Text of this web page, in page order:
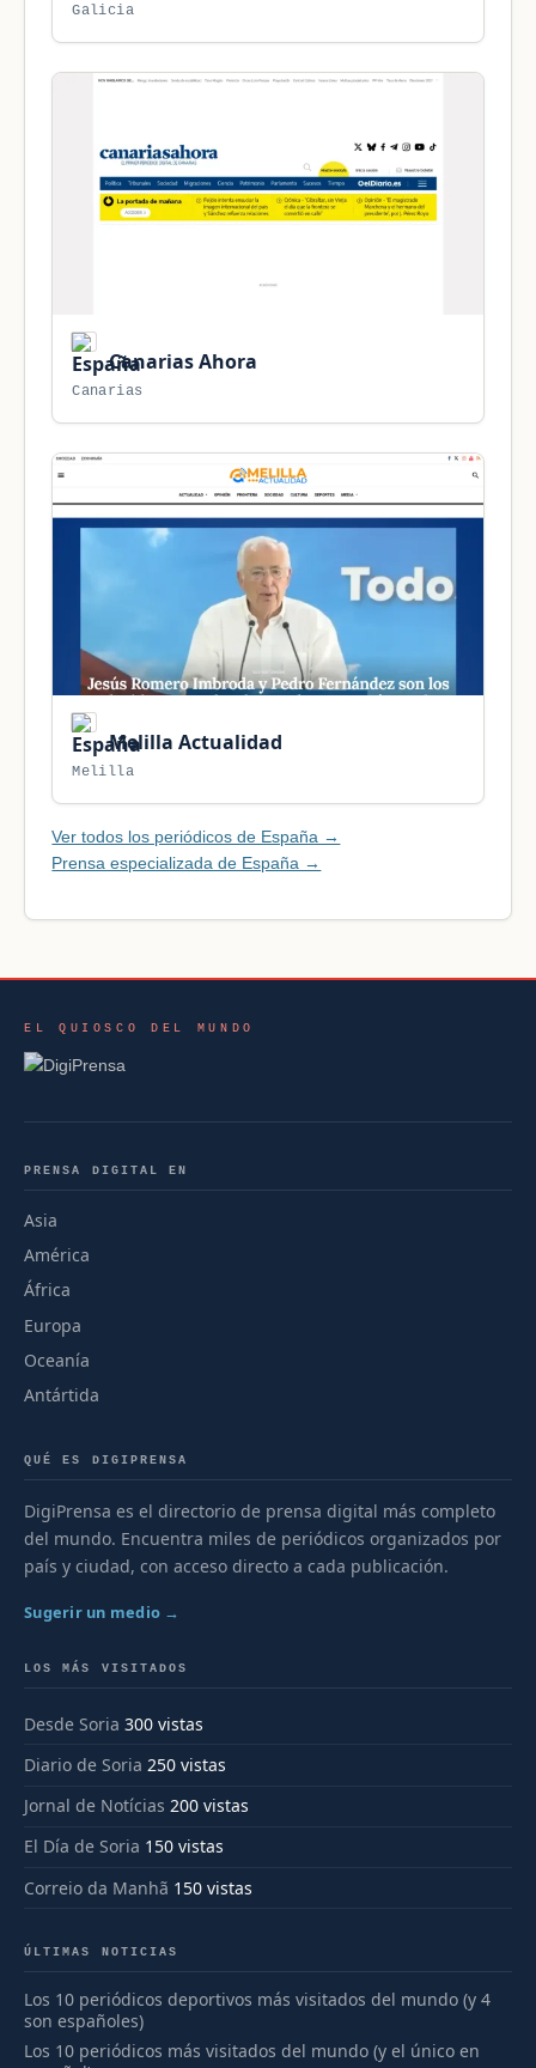
Galicia
Canarias Ahora
Canarias
Melilla Actualidad
Melilla
Ver todos los periódicos de España →
Prensa especializada de España →
EL QUIOSCO DEL MUNDO
PRENSA DIGITAL EN
Asia
América
África
Europa
Oceanía
Antártida
QUÉ ES DIGIPRENSA
DigiPrensa es el directorio de prensa digital más completo
del mundo. Encuentra miles de periódicos organizados por
país y ciudad, con acceso directo a cada publicación.
Sugerir un medio →
LOS MÁS VISITADOS
Desde Soria 300 vistas
Diario de Soria 250 vistas
Jornal de Notícias 200 vistas
El Día de Soria 150 vistas
Correio da Manhã 150 vistas
ÚLTIMAS NOTICIAS
Los 10 periódicos deportivos más visitados del mundo (y 4
son españoles)
Los 10 periódicos más visitados del mundo (y el único en